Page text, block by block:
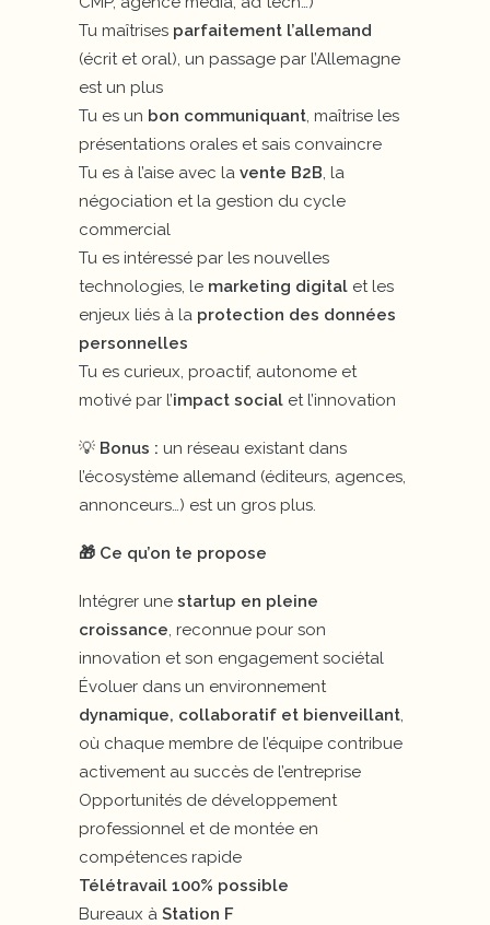
Tu maîtrises parfaitement l’allemand
(écrit et oral), un passage par l’Allemagne
est un plus
Tu es un bon communiquant, maîtrise les
présentations orales et sais convaincre
Tu es à l’aise avec la vente B2B, la
négociation et la gestion du cycle
commercial
Tu es intéressé par les nouvelles
technologies, le marketing digital et les
enjeux liés à la protection des données
personnelles
Tu es curieux, proactif, autonome et
motivé par l’impact social et l’innovation
💡 Bonus : un réseau existant dans
l’écosystème allemand (éditeurs, agences,
annonceurs…) est un gros plus.
🎁 Ce qu’on te propose
Intégrer une startup en pleine
croissance, reconnue pour son
innovation et son engagement sociétal
Évoluer dans un environnement
dynamique, collaboratif et bienveillant,
où chaque membre de l’équipe contribue
activement au succès de l’entreprise
Opportunités de développement
professionnel et de montée en
compétences rapide
Télétravail 100% possible
Bureaux à Station F